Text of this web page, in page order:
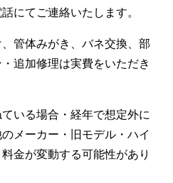
にてご連絡いたします。
管体みがき、バネ交換、部
追加修理は実費をいただき
いる場合・経年で想定外に
メーカー・旧モデル・ハイ
金が変動する可能性があり